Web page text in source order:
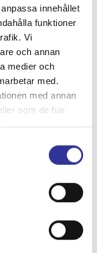
innehållet
funktioner
Vi
och annan
medier och
med.
med annan
som de har
åker vi till
på
i Falun och